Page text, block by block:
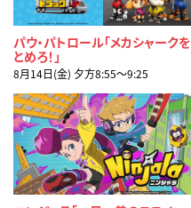
パウ・パトロール「メカシャークを
とめろ！」
8月14日(金) 夕方8:55〜9:25